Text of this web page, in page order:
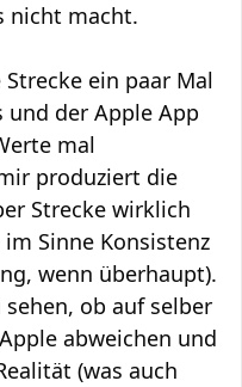
nicht macht.
ein paar Mal
der Apple App
mal
produziert die
Strecke wirklich
Sinne Konsistenz
wenn überhaupt).
ob auf selber
abweichen und
(was auch